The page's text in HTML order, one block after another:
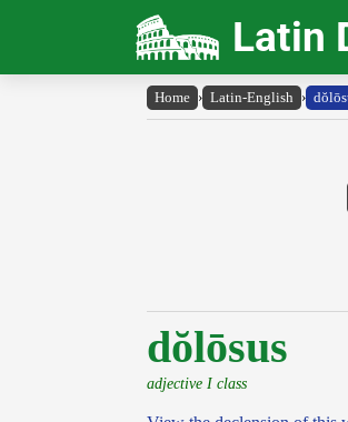
Latin
Home › Latin-English ›
dŏlōsus
adjective I class